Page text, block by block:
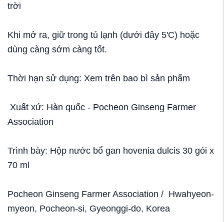
trời
Khi mở ra, giữ trong tủ lạnh (dưới đây 5'C) hoặc
dùng càng sớm càng tốt.
Thời hạn sử dụng: Xem trên bao bì sản phẩm
Xuất xứ: Hàn quốc - Pocheon Ginseng Farmer
Association
Trình bày: Hộp nước bổ gan hovenia dulcis 30 gói x
70 ml
Pocheon Ginseng Farmer Association / Hwahyeon-
myeon, Pocheon-si, Gyeonggi-do, Korea